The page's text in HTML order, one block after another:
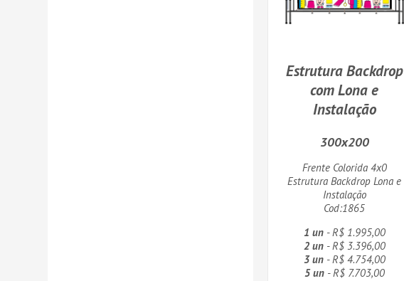
Estrutura Backdrop
com Lona e
Instalação
300x200
Frente Colorida 4x0
Estrutura Backdrop Lona e
Instalação
Cod:1865
1 un- R$ 1.995,00
2 un- R$ 3.396,00
3 un- R$ 4.754,00
5 un- R$ 7.703,00